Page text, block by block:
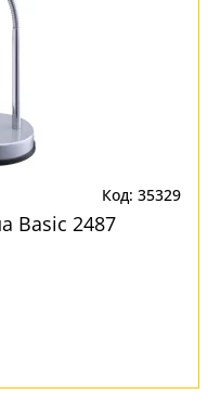
Код: 35329
Basic 2487